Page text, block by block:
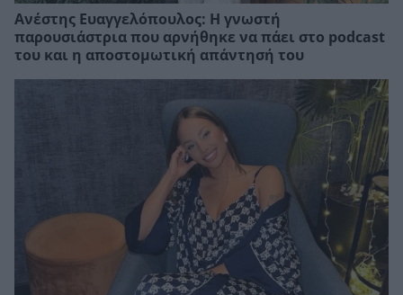
Ανέστης Ευαγγελόπουλος: Η γνωστή
παρουσιάστρια που αρνήθηκε να πάει στο podcast
του και η αποστομωτική απάντησή του